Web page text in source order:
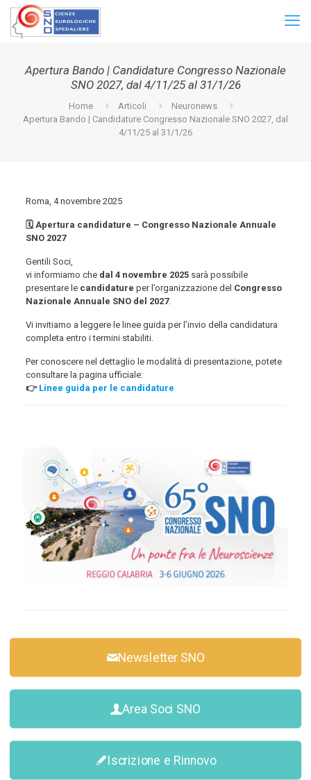
Apertura Bando | Candidature Congresso Nazionale
SNO 2027, dal 4/11/25 al 31/1/26
Home Articoli
Neuronews
Apertura Bando | Candidature Congresso Nazionale SNO 2027, dal
4/11/25 al 31/1/26
Roma, 4 novembre 2025
🗓️ Apertura candidature – Congresso Nazionale Annuale
SNO 2027
Gentili Soci,
vi informiamo che dal 4 novembre 2025sarà possibile
presentare le candidature per l’organizzazione del Congresso
Nazionale Annuale SNO del 2027.
Vi invitiamo a leggere le linee guida per l’invio della candidatura
completa entro i termini stabiliti.
Per conoscere nel dettaglio le modalità di presentazione, potete
consultare la pagina ufficiale:
👉 Linee guida per le candidature
Newsletter SNO
Area Soci SNO
Iscrizione e Rinnovo